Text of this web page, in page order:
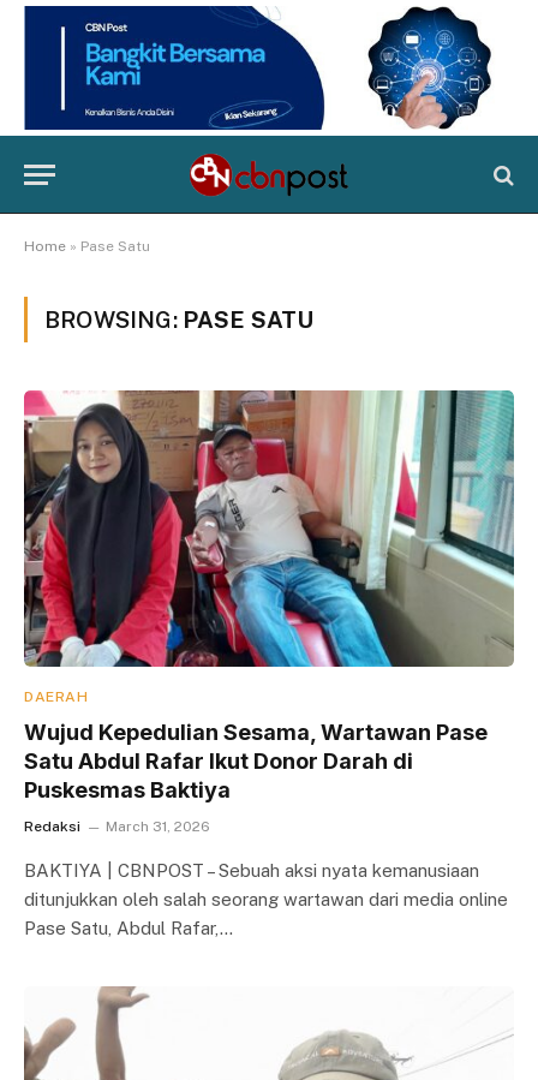
Home » Pase Satu
BROWSING: PASE SATU
DAERAH
Wujud Kepedulian Sesama, Wartawan Pase
Satu Abdul Rafar Ikut Donor Darah di
Puskesmas Baktiya
Redaksi March 31, 2026
BAKTIYA | CBNPOST – Sebuah aksi nyata kemanusiaan
ditunjukkan oleh salah seorang wartawan dari media online
Pase Satu, Abdul Rafar,…